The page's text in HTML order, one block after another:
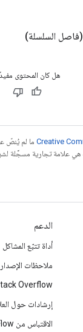
(فاصل السلسلة)
هل كان المحتوى
ما لم يُنصّ
الدعم
أداة تتبّع المشاكل
ملاحظات الإصدار
Overflow
إرشادات حول
الاقتباس من TensorFlow